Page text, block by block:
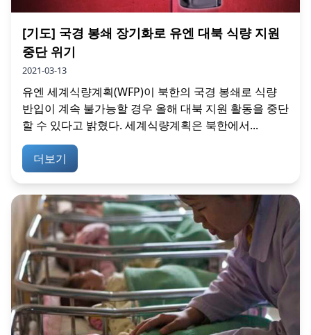
[기도] 국경 봉쇄 장기화로 유엔 대북 식량 지원
중단 위기
2021-03-13
유엔 세계식량계획(WFP)이 북한의 국경 봉쇄로 식량
반입이 계속 불가능할 경우 올해 대북 지원 활동을 중단
할 수 있다고 밝혔다. 세계식량계획은 북한에서...
더보기